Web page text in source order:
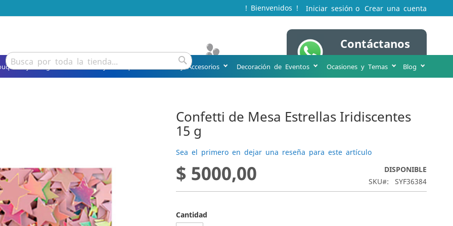
! Bienvenidos ! Iniciar sesión Crear una cuenta
Buscar
Buscar
Contáctanos
WA 316 231 8963
y Arreglos Detalles y Obsequios Fiesta y Accesorios Decoración de Eventos Ocasiones y Temas Blog
Confetti de Mesa Estrellas Iridiscentes
15 g
Sea el primero en dejar una reseña para este artículo
$ 5000,00 DISPONIBLE
SKU SYF36384
Cantidad